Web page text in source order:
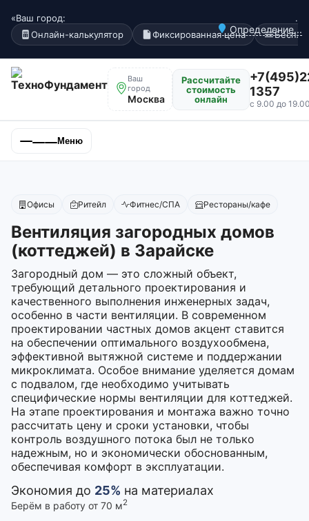
«Ваш город:
Определение...
.
Онлайн-калькулятор
Фиксированная цена
Ваш
город
Москва
Рассчитайте
стоимость
онлайн
1357
с 9.00 до
Меню
Офисы Ритейл Фитнес/СПА Рестораны/кафе
Вентиляция загородных домов
(коттеджей) в Зарайске
Загородный дом — это сложный объект,
требующий детального проектирования и
качественного выполнения инженерных задач,
особенно в части вентиляции. В современном
проектировании частных домов акцент ставится
на обеспечении оптимального воздухообмена,
эффективной вытяжной системе и поддержании
микроклимата. Особое внимание уделяется домам
с подвалом, где необходимо учитывать
специфические нормы вентиляции для коттеджей.
На этапе проектирования и монтажа важно точно
рассчитать цену и сроки установки, чтобы
контроль воздушного потока был не только
надежным, но и экономически обоснованным,
обеспечивая комфорт в эксплуатации.
Экономия до 25% на материалах
Берём в работу от 70 м2